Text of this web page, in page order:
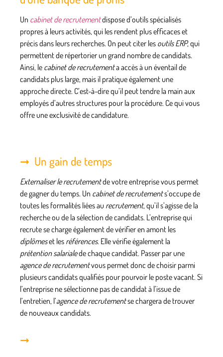
Un cabinet de recrutementdispose d’outils spécialisés
propres à leurs activités, qui les rendent plus efficaces et
précis dans leurs recherches. On peut citer les outils ERP, qui
permettent de répertorier un grand nombre de candidats.
Ainsi, le cabinet de recrutementa accès à un éventail de
candidats plus large, mais il pratique également une
approche directe. C’est-à-dire qu’il peut tendre la main aux
employés d’autres structures pour la procédure. Ce qui vous
offre une exclusivité de candidature.
Un gain de temps
Externaliser le recrutementde votre entreprise vous permet
de gagner du temps. Un cabinet de recrutements’occupe de
toutes les formalités liées au recrutement, qu’il s’agisse de la
recherche ou de la sélection de candidats. L’entreprise qui
recrute se charge également de vérifier en amont les
diplômeset les références. Elle vérifie également la
prétention salarialede chaque candidat. Passer par une
agence de recrutementvous permet donc de choisir parmi
plusieurs candidats qualifiés pour pourvoir le poste vacant. Si
l’entreprise ne sélectionne pas de candidat à l’issue de
l’entretien, l’agence de recrutementse chargera de trouver
de nouveaux candidats.